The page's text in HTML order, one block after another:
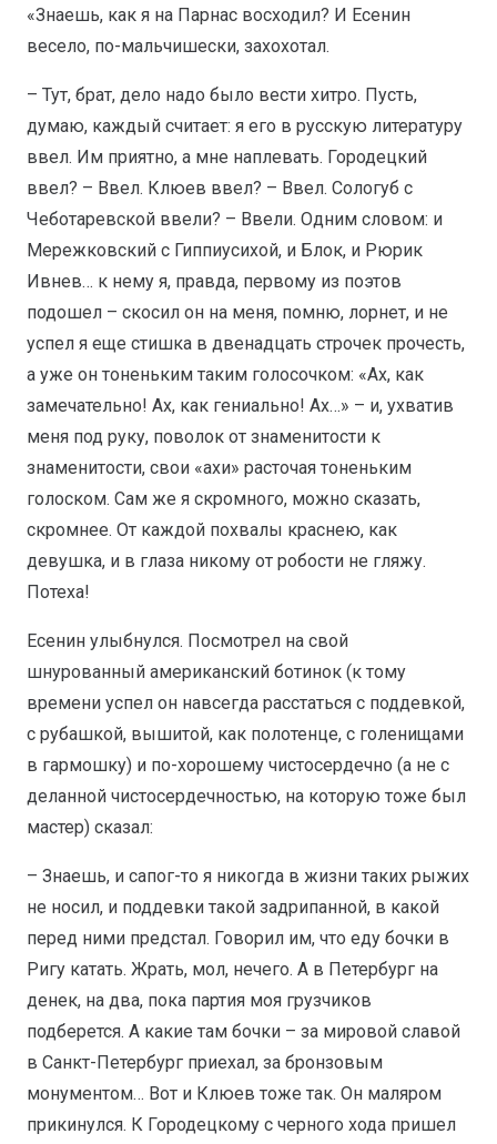
«Знаешь, как я на Парнас восходил? И Есенин
весело, по-мальчишески, захохотал.
– Тут, брат, дело надо было вести хитро. Пусть,
думаю, каждый считает: я его в русскую литературу
ввел. Им приятно, а мне наплевать. Городецкий
ввел? – Ввел. Клюев ввел? – Ввел. Сологуб с
Чеботаревской ввели? – Ввели. Одним словом: и
Мережковский с Гиппиусихой, и Блок, и Рюрик
Ивнев… к нему я, правда, первому из поэтов
подошел – скосил он на меня, помню, лорнет, и не
успел я еще стишка в двенадцать строчек прочесть,
а уже он тоненьким таким голосочком: «Ах, как
замечательно! Ах, как гениально! Ах…» – и, ухватив
меня под руку, поволок от знаменитости к
знаменитости, свои «ахи» расточая тоненьким
голоском. Сам же я скромного, можно сказать,
скромнее. От каждой похвалы краснею, как
девушка, и в глаза никому от робости не гляжу.
Потеха!
Есенин улыбнулся. Посмотрел на свой
шнурованный американский ботинок (к тому
времени успел он навсегда расстаться с поддевкой,
с рубашкой, вышитой, как полотенце, с голенищами
в гармошку) и по-хорошему чистосердечно (а не с
деланной чистосердечностью, на которую тоже был
мастер) сказал:
– Знаешь, и сапог-то я никогда в жизни таких рыжих
не носил, и поддевки такой задрипанной, в какой
перед ними предстал. Говорил им, что еду бочки в
Ригу катать. Жрать, мол, нечего. А в Петербург на
денек, на два, пока партия моя грузчиков
подберется. А какие там бочки – за мировой славой
в Санкт-Петербург приехал, за бронзовым
монументом… Вот и Клюев тоже так. Он маляром
прикинулся. К Городецкому с черного хода пришел